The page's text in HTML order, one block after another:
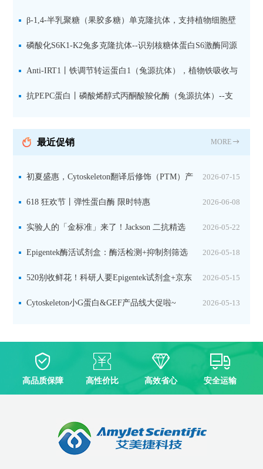
全面捕获植物信号转导枢纽蛋白
β-1,4-半乳聚糖（果胶多糖）单克隆抗体，支持植物细胞壁
果胶多糖精细结构解析
磷酸化S6K1-K2兔多克隆抗体--识别核糖体蛋白S6激酶同源
蛋白1-2的激活状态
Anti-IRT1丨铁调节转运蛋白1（兔源抗体），植物铁吸收与
微量元素代谢研究的关键工具
抗PEPC蛋白丨磷酸烯醇式丙酮酸羧化酶（兔源抗体）--支
最近促销 MORE
2026-07-15
初夏盛惠，Cytoskeleton翻译后修饰（PTM）产
品线放价啦！ 2026-06-08
618 狂欢节丨弹性蛋白酶 限时特惠
2026-05-22
实验人的「金标准」来了！Jackson 二抗精选
限时一口价，手慢无！ 2026-05-18
Epigentek酶活试剂盒：酶活检测+抑制剂筛选
双赋能，下单即赠京东卡 2026-05-15
520别收鲜花！科研人要Epigentek试剂盒+京东
卡！ 2026-05-13
Cytoskeleton小G蛋白&GEF产品线大促啦~
高品质保障 高性价比 高效省心 安全运输